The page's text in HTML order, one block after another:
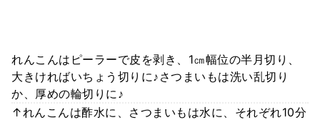
れんこんはピーラーで皮を剥き、1㎝幅位の半月切り、
大きければいちょう切りに♪さつまいもは洗い乱切り
か、厚めの輪切りに♪
↑れんこんは酢水に、さつまいもは水に、それぞれ10分